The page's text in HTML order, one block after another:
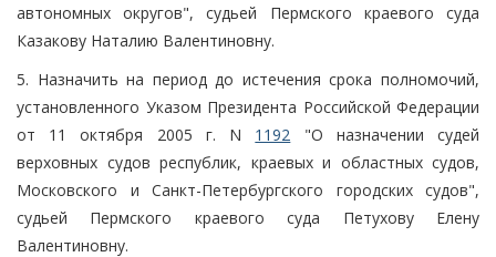
автономных округов", судьей Пермского краевого суда
Казакову Наталию Валентиновну.
5. Назначить на период до истечения срока полномочий,
установленного Указом Президента Российской Федерации
от 11 октября 2005 г. N 1192 "О назначении судей
верховных судов республик, краевых и областных судов,
Московского и Санкт-Петербургского городских судов",
судьей Пермского краевого суда Петухову Елену
Валентиновну.